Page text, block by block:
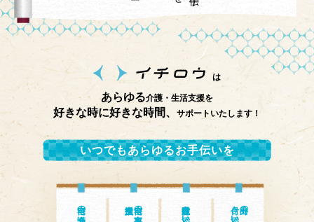
は
あらゆる介護・生活支援を
好きな時に好きな時間、 サポートいたします！
いつでもあらゆるお手伝いを
自宅の介護 自宅の家事・ 通院付き添い 外出の
付き添い